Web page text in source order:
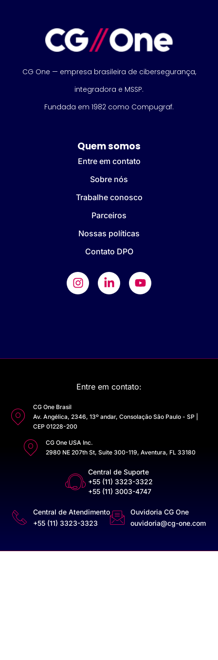
CG One — empresa brasileira de cibersegurança,
integradora e MSSP.
Fundada em 1982 como Compugraf.
Quem somos
Entre em contato
Sobre nós
Trabalhe conosco
Parceiros
Nossas políticas
Contato DPO
Entre em contato:
CG One Brasil
Av. Angélica, 2346, 13º andar, Consolação São Paulo - SP |
CEP 01228-200
CG One USA Inc.
2980 NE 207th St, Suite 300-119, Aventura, FL 33180
Central de Suporte
+55 (11) 3323-3322
+55 (11) 3003-4747
Central de Atendimento
+55 (11) 3323-3323
Ouvidoria CG One
ouvidoria@cg-one.com